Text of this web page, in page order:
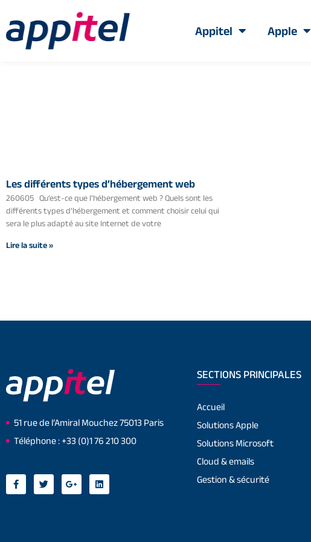
Appitel Apple
Les différents types d’hébergement web
260605 Qu’est-ce que l’hébergement web ? Quels sont les
différents types d’hébergement et comment choisir celui qui
sera le plus adapté au site Internet de votre
Lire la suite »
51 rue de l’Amiral Mouchez 75013 Paris
Téléphone : +33 (0)1 76 210 300
SECTIONS PRINCIPALES
Accueil
Solutions Apple
Solutions Microsoft
Cloud & emails
Gestion & sécurité